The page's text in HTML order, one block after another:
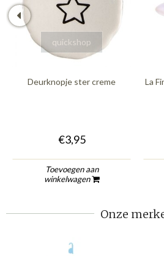
quickshop
Deurknopje ster creme
€3,95
Toevoegen aan
winkelwagen
La
Onze